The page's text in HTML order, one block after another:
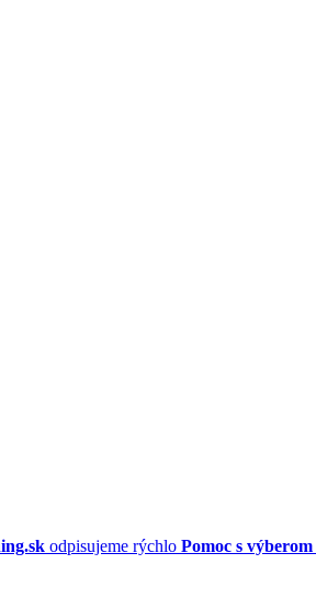
odpisujeme rýchlo Pomoc s výberom